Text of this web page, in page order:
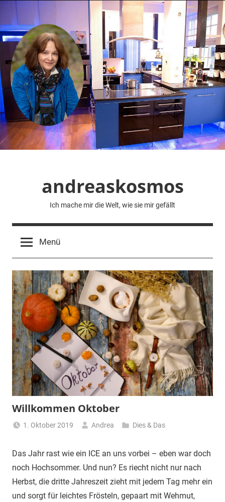
Inhalt
springen
andreaskosmos
Ich mache mir die Welt, wie sie mir gefällt
Menü
Willkommen Oktober
1. Oktober 2019 Andrea Dies & Das
Das Jahr rast wie ein ICE an uns vorbei – eben war doch
noch Hochsommer. Und nun? Es riecht nicht nur nach
Herbst, die dritte Jahreszeit zieht mit jedem Tag mehr ein
und sorgt für leichtes Frösteln, gepaart mit Wehmut,